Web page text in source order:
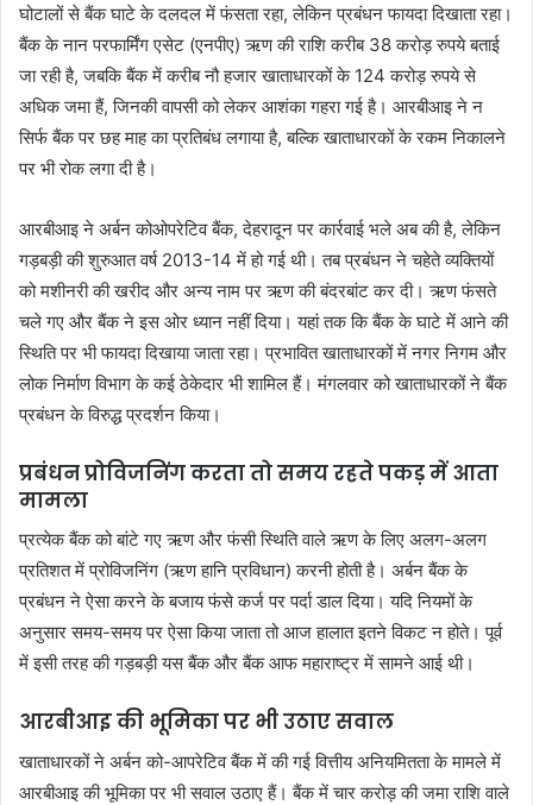
घोटालों से बैंक घाटे के दलदल में फंसता रहा, लेकिन प्रबंधन फायदा दिखाता रहा।
बैंक के नान परफार्मिंग एसेट (एनपीए) ऋण की राशि करीब 38 करोड़ रुपये बताई
जा रही है, जबकि बैंक में करीब नौ हजार खाताधारकों के 124 करोड़ रुपये से
अधिक जमा हैं, जिनकी वापसी को लेकर आशंका गहरा गई है। आरबीआइ ने न
सिर्फ बैंक पर छह माह का प्रतिबंध लगाया है, बल्कि खाताधारकों के रकम निकालने
पर भी रोक लगा दी है।
आरबीआइ ने अर्बन कोओपरेटिव बैंक, देहरादून पर कार्रवाई भले अब की है, लेकिन
गड़बड़ी की शुरुआत वर्ष 2013-14 में हो गई थी। तब प्रबंधन ने चहेते व्यक्तियों
को मशीनरी की खरीद और अन्य नाम पर ऋण की बंदरबांट कर दी। ऋण फंसते
चले गए और बैंक ने इस ओर ध्यान नहीं दिया। यहां तक कि बैंक के घाटे में आने की
स्थिति पर भी फायदा दिखाया जाता रहा। प्रभावित खाताधारकों में नगर निगम और
लोक निर्माण विभाग के कई ठेकेदार भी शामिल हैं। मंगलवार को खाताधारकों ने बैंक
प्रबंधन के विरुद्ध प्रदर्शन किया।
प्रबंधन प्रोविजनिंग करता तो समय रहते पकड़ में आता
मामला
प्रत्येक बैंक को बांटे गए ऋण और फंसी स्थिति वाले ऋण के लिए अलग-अलग
प्रतिशत में प्रोविजनिंग (ऋण हानि प्रविधान) करनी होती है। अर्बन बैंक के
प्रबंधन ने ऐसा करने के बजाय फंसे कर्ज पर पर्दा डाल दिया। यदि नियमों के
अनुसार समय-समय पर ऐसा किया जाता तो आज हालात इतने विकट न होते। पूर्व
में इसी तरह की गड़बड़ी यस बैंक और बैंक आफ महाराष्ट्र में सामने आई थी।
आरबीआइ की भूमिका पर भी उठाए सवाल
खाताधारकों ने अर्बन को-आपरेटिव बैंक में की गई वित्तीय अनियमितता के मामले में
आरबीआइ की भूमिका पर भी सवाल उठाए हैं। बैंक में चार करोड़ की जमा राशि वाले